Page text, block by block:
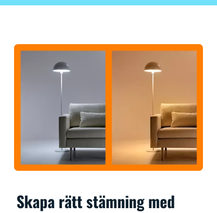
Skapa rätt stämning med